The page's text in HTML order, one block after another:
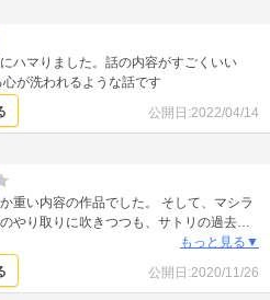
ハマりました。話の内容がすごくいい
心が洗われるような話です
公開日:2022/04/14
重い内容の作品でした。 そして、マシラ
やり取りに吹きつつも、サトリの過去や
に読みました。 共存というものの意味を
枠あたりでアニメ化してくれないかな。
もっと見る▼
公開日:2020/11/26